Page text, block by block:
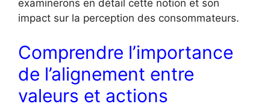
examinerons en détail cette notion et son
impact sur la perception des consommateurs.
Comprendre l’importance
de l’alignement entre
valeurs et actions